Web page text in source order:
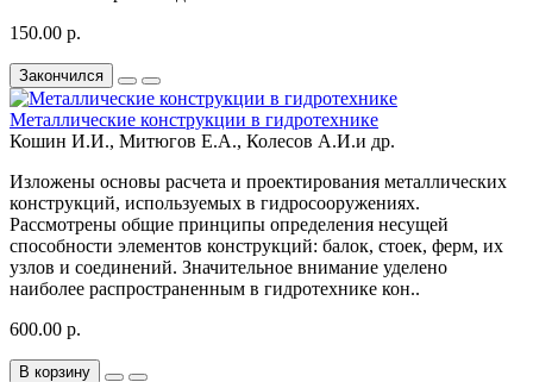
150.00 р.
Закончился
Металлические конструкции в гидротехнике
Кошин И.И., Митюгов Е.А., Колесов А.И.и др.
Изложены основы расчета и проектирования металлических
конструкций, используемых в гидросооружениях.
Рассмотрены общие принципы определения несущей
способности элементов конструкций: балок, стоек, ферм, их
узлов и соединений. Значительное внимание уделено
наиболее распространенным в гидротехнике кон..
600.00 р.
В корзину